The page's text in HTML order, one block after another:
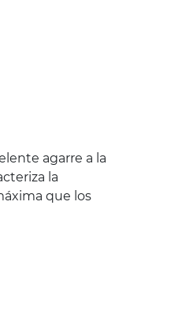
agarre a la
la
que los